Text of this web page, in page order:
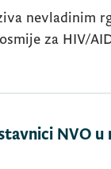
nevladinim
za HIV/
NVO